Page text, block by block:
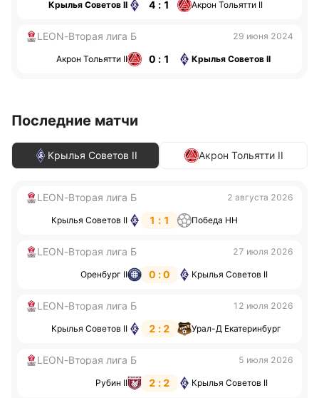
Крылья Советов II 4 : 1 Акрон Тольятти II
LEON-Вторая лига Б 29 июня 2024
Акрон Тольятти II 0 : 1 Крылья Советов II
Последние матчи
Крылья Советов II Акрон Тольятти II
LEON-Вторая лига Б 2 августа 2026
Крылья Советов II 1 : 1 Победа НН
LEON-Вторая лига Б 27 июля 2026
Оренбург II 0 : 0 Крылья Советов II
LEON-Вторая лига Б 12 июля 2026
Крылья Советов II 2 : 2 Урал-Д Екатеринбург
LEON-Вторая лига Б 5 июля 2026
Рубин II 2 : 2 Крылья Советов II